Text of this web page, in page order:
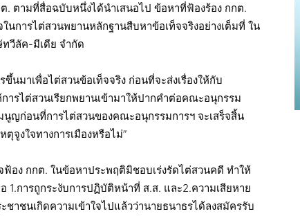
. ตามที่สื่อฉบับหนึ่งได้นำเสนอไป ข้อหาที่ฟ้องร้อง กกต.
การไต่สวนพยานหลักฐานสืบหาข้อเท็จจริงอย่างเต็มที่ ใน
วีลัค-มีเดีย จำกัด
นมาเพื่อไต่สวนข้อเท็จจริง ก่อนที่จะส่งเรื่องให้กับ
ารไต่สวนเรียกพยานเข้ามาให้ปากคำต่อคณะอนุกรรม
ญก่อนที่การไต่สวนของคณะอนุกรรมการฯ จะเสร็จสิ้น
จูงใจทางการเมืองหรือไม่”
อง กกต. ในข้อหาประพฤติมิชอบเร่งรัดไต่สวนคดี ทำให้
1.การถูกระงับการปฏิบัติหน้าที่ ส.ส. และ2.ความเสียหาย
ชาชนเกิดความเข้าใจไปแล้วว่านายธนาธรได้ลงสมัครรับ